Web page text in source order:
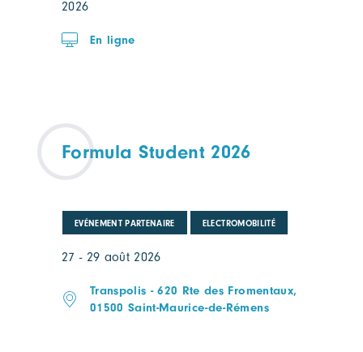
2026
En ligne
Formula Student 2026
EVÉNEMENT PARTENAIRE ELECTROMOBILITÉ
27 - 29 août 2026
Transpolis - 620 Rte des Fromentaux,
01500 Saint-Maurice-de-Rémens